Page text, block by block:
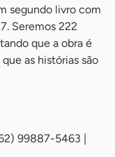
segundo livro com
Seremos 222
que a obra é
as histórias são
99887-5463 |